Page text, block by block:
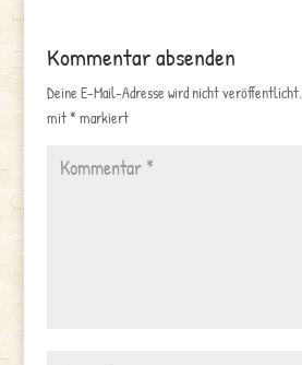
Kommentar absenden
Deine E-Mail-Adresse wird nicht veröffentlicht.
mit* markiert